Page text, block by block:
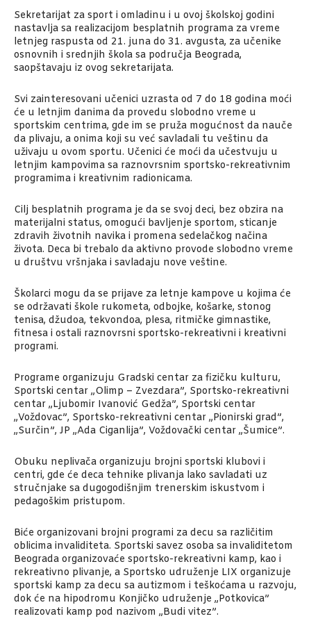
Sekretarijat za sport i omladinu i u ovoj školskoj godini
nastavlja sa realizacijom besplatnih programa za vreme
letnjeg raspusta od 21. juna do 31. avgusta, za učenike
osnovnih i srednjih škola sa područja Beograda,
saopštavaju iz ovog sekretarijata.
Svi zainteresovani učenici uzrasta od 7 do 18 godina moći
će u letnjim danima da provedu slobodno vreme u
sportskim centrima, gde im se pruža mogućnost da nauče
da plivaju, a onima koji su već savladali tu veštinu da
uživaju u ovom sportu. Učenici će moći da učestvuju u
letnjim kampovima sa raznovrsnim sportsko-rekreativnim
programima i kreativnim radionicama.
Cilj besplatnih programa je da se svoj deci, bez obzira na
materijalni status, omogući bavljenje sportom, sticanje
zdravih životnih navika i promena sedelačkog načina
života. Deca bi trebalo da aktivno provode slobodno vreme
u društvu vršnjaka i savladaju nove veštine.
Školarci mogu da se prijave za letnje kampove u kojima će
se održavati škole rukometa, odbojke, košarke, stonog
tenisa, džudoa, tekvondoa, plesa, ritmičke gimnastike,
fitnesa i ostali raznovrsni sportsko-rekreativni i kreativni
programi.
Programe organizuju Gradski centar za fizičku kulturu,
Sportski centar „Olimp – Zvezdara”, Sportsko-rekreativni
centar „Ljubomir Ivanović Gedža”, Sportski centar
„Voždovac”, Sportsko-rekreativni centar „Pionirski grad”,
„Surčin”, JP „Ada Ciganlija”, Voždovački centar „Šumice”.
Obuku neplivača organizuju brojni sportski klubovi i
centri, gde će deca tehnike plivanja lako savladati uz
stručnjake sa dugogodišnjim trenerskim iskustvom i
pedagoškim pristupom.
Biće organizovani brojni programi za decu sa različitim
oblicima invaliditeta. Sportski savez osoba sa invaliditetom
Beograda organizovaće sportsko-rekreativni kamp, kao i
rekreativno plivanje, a Sportsko udruženje LIX organizuje
sportski kamp za decu sa autizmom i teškoćama u razvoju,
dok će na hipodromu Konjičko udruženje „Potkovica”
realizovati kamp pod nazivom „Budi vitez”.